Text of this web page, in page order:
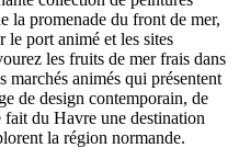
la promenade du front de mer,
le port animé et les sites
les fruits de mer frais dans
marchés animés qui présentent
de design contemporain, de
du Havre une destination
la région normande.